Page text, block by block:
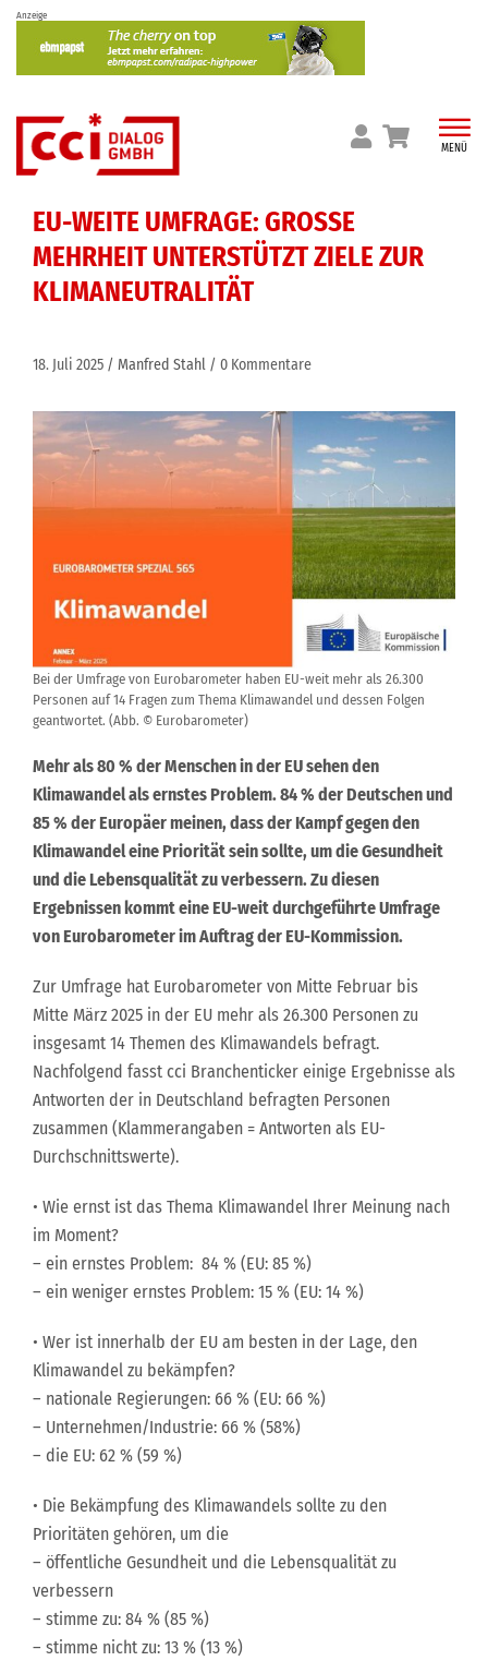
Skip
content
Anzeige
MENÜ
EU-WEITE UMFRAGE: GROSSE M
EHRHEIT UNTERSTÜTZT ZIELE ZUR K
LIMANEUTRALITÄT
18. Juli 2025 Manfred Stahl 0 Kommentare
Bei der Umfrage von Eurobarometer haben EU-weit mehr als 26.300
Personen auf 14 Fragen zum Thema Klimawandel und dessen Folgen
geantwortet. (Abb. © Eurobarometer)
Mehr als 80 % der Menschen in der EU sehen den
Klimawandel als ernstes Problem. 84 % der Deutschen und
85 % der Europäer meinen, dass der Kampf gegen den
Klimawandel eine Priorität sein sollte, um die Gesundheit
und die Lebensqualität zu verbessern. Zu diesen
Ergebnissen kommt eine EU-weit durchgeführte Umfrage
von Eurobarometer im Auftrag der EU-Kommission.
Zur Umfrage hat Eurobarometer von Mitte Februar bis
Mitte März 2025 in der EU mehr als 26.300 Personen zu
insgesamt 14 Themen des Klimawandels befragt.
Nachfolgend fasst cci Branchenticker einige Ergebnisse als
Antworten der in Deutschland befragten Personen
zusammen (Klammerangaben = Antworten als EU-
Durchschnittswerte).
• Wie ernst ist das Thema Klimawandel Ihrer Meinung nach
im Moment?
– ein ernstes Problem: 84 % (EU: 85 %)
– ein weniger ernstes Problem: 15 % (EU: 14 %)
• Wer ist innerhalb der EU am besten in der Lage, den
Klimawandel zu bekämpfen?
– nationale Regierungen: 66 % (EU: 66 %)
– Unternehmen/Industrie: 66 % (58%)
– die EU: 62 % (59 %)
• Die Bekämpfung des Klimawandels sollte zu den
Prioritäten gehören, um die
– öffentliche Gesundheit und die Lebensqualität zu
verbessern
– stimme zu: 84 % (85 %)
– stimme nicht zu: 13 % (13 %)